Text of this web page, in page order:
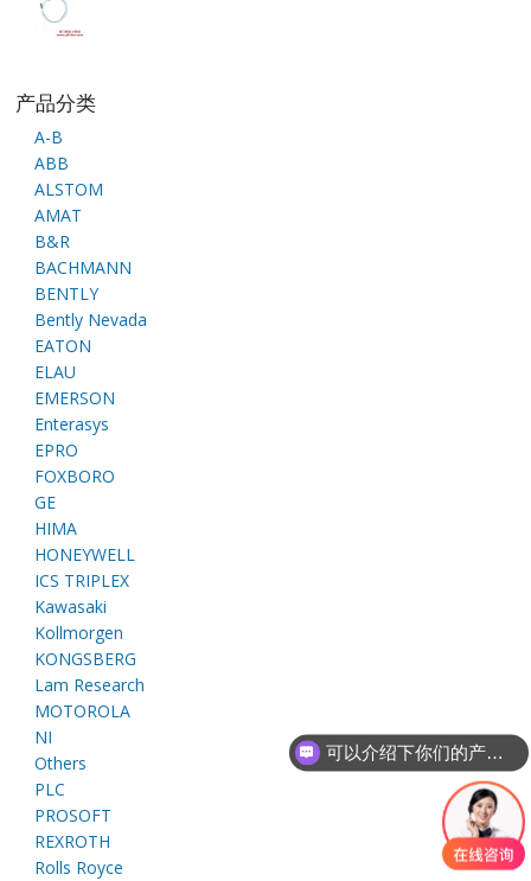
产品分类
A-B
ABB
ALSTOM
AMAT
B&R
BACHMANN
BENTLY
Bently Nevada
EATON
ELAU
EMERSON
Enterasys
EPRO
FOXBORO
GE
HIMA
HONEYWELL
ICS TRIPLEX
Kawasaki
Kollmorgen
KONGSBERG
Lam Research
MOTOROLA
NI
Others
PLC
PROSOFT
REXROTH
Rolls Royce
可以介绍下你们的产品么